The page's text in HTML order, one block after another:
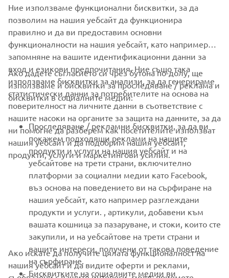
DISCOVER THE LIGHTWEIGHT VEHICLE RANGE
CORPORATE
FOR BUSINESS
MORE YAMAHA
SUPPORT
НОВИНАРСКИ БЮЛЕТИН
Бъдете първите, които ще научат за най-новите оферти,
специални събития, нови модели и много други
Ние използваме функционални бисквитки, за да
позволим на нашия уебсайт да функционира
правилно и да ви предоставим основни
функционалности на нашия уебсайт, като например
запомняне на вашите идентификационни данни за
вход и езикови предпочитания. Ние също така
използваме бисквитки за анализи, за да генерираме
статистически данни за потребителите на основа на
поверителност на личните данни в съответствие с
нашите насоки на органите за защита на данните, за да
ни помогне да разберем как посетителите използват
нашия уебсайт и да подобрим нашия уебсайт,
продукти, услуги и маркетингови усилия.
Ако дадете съгласието си чрез бутона по-долу, ще
използваме и бисквитки за проследяване / реклама и
бисквитки в социалните медии:
Проследяване / рекламни бисквитки, за да ви
покажем подходящи реклами на нашите
продукти и услуги на нашия уебсайт и на
уебсайтове на трети страни, включително
платформи за социални медии като Facebook,
въз основа на поведението ви на сърфиране на
нашия уебсайт, като например разглеждани
продукти и услуги. , артикули, добавени към
вашата кошница за пазаруване, и стоки, които сте
закупили, и на уебсайтове на трети страни и
вашите интереси, получени от такова поведение
на сърфиране.
Бисквитките на социалните медии ви
Ако искате да получите цялата функционалност на
нашия уебсайт и да видите оферти и реклами,